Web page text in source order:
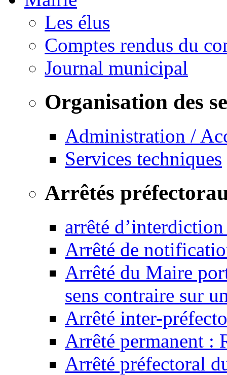
Les élus
Comptes rendus du
Journal municipal
Organisation des
Administration /
Services techniques
Arrêtés
arrêté
Arrêté de
Arrêté du Maire
sens contraire sur
Arrêté inter-
Arrêté permanent :
Arrêté préfectoral